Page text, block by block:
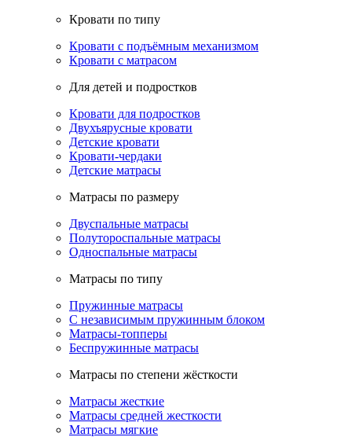
Кровати по типу
Кровати с подъёмным механизмом
Кровати с матрасом
Для детей и подростков
Кровати для подростков
Двухъярусные кровати
Детские кровати
Кровати-чердаки
Детские матрасы
Матрасы по размеру
Двуспальные матрасы
Полутороспальные матрасы
Односпальные матрасы
Матрасы по типу
Пружинные матрасы
С независимым пружинным блоком
Матрасы-топперы
Беспружинные матрасы
Матрасы по степени жёсткости
Матрасы жесткие
Матрасы средней жесткости
Матрасы мягкие